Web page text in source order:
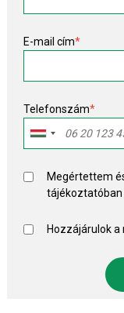
E-mail cím*
Telefonszám*
Megértettem
tájékoztató
Hozzájárulok